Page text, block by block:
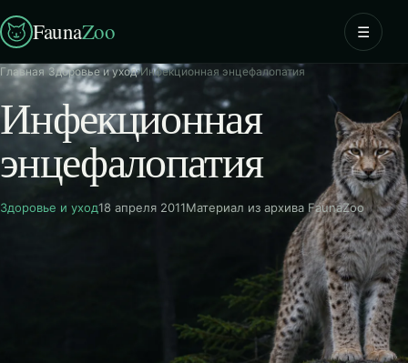
FaunaZoo ☰
Главная Здоровье и уход›Инфекционная энцефалопатия
Инфекционная
энцефалопатия
Здоровье и уход18 апреля 2011Материал из архива FaunaZoo